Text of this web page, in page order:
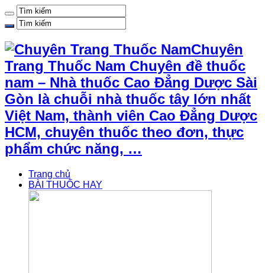
Chuyên
Trang Thuốc Nam Chuyên đề thuốc
nam – Nhà thuốc Cao Đẳng Dược Sài
Gòn là chuỗi nhà thuốc tây lớn nhất
Việt Nam, thành viên Cao Đẳng Dược
HCM, chuyên thuốc theo đơn, thực
phẩm chức năng, …
Trang chủ
BÀI THUỐC HAY